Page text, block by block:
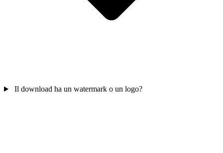
Il download ha un watermark o un logo?